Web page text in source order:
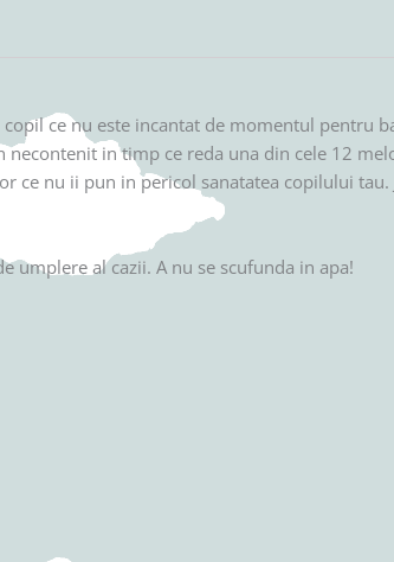
ce nu este incantat de momentul pentru
in timp ce reda una din cele 12
nu ii pun in pericol sanatatea copilului tau.
umplere al cazii. A nu se scufunda in apa!